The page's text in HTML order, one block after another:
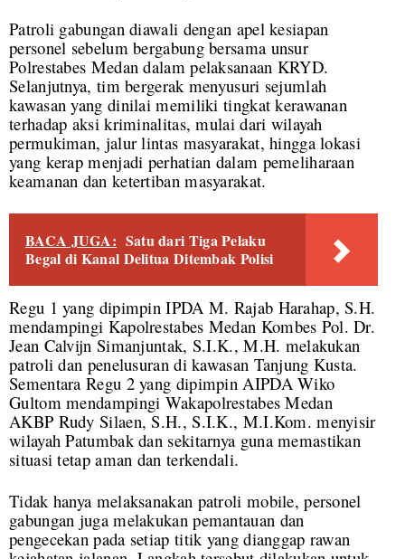
Patroli gabungan diawali dengan apel kesiapan
personel sebelum bergabung bersama unsur
Polrestabes Medan dalam pelaksanaan KRYD.
Selanjutnya, tim bergerak menyusuri sejumlah
kawasan yang dinilai memiliki tingkat kerawanan
terhadap aksi kriminalitas, mulai dari wilayah
permukiman, jalur lintas masyarakat, hingga lokasi
yang kerap menjadi perhatian dalam pemeliharaan
keamanan dan ketertiban masyarakat.
BACA JUGA: Satu dari Tiga Pelaku
Begal di Kanal Delitua Ditembak Polisi
Regu 1 yang dipimpin IPDA M. Rajab Harahap, S.H.
mendampingi Kapolrestabes Medan Kombes Pol. Dr.
Jean Calvijn Simanjuntak, S.I.K., M.H. melakukan
patroli dan penelusuran di kawasan Tanjung Kusta.
Sementara Regu 2 yang dipimpin AIPDA Wiko
Gultom mendampingi Wakapolrestabes Medan
AKBP Rudy Silaen, S.H., S.I.K., M.I.Kom. menyisir
wilayah Patumbak dan sekitarnya guna memastikan
situasi tetap aman dan terkendali.
Tidak hanya melaksanakan patroli mobile, personel
gabungan juga melakukan pemantauan dan
pengecekan pada setiap titik yang dianggap rawan